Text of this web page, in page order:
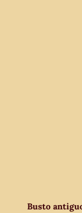
Busto